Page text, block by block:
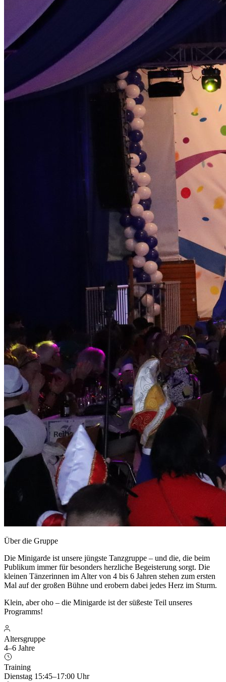
Über die Gruppe
Die Minigarde ist unsere jüngste Tanzgruppe – und die, die beim
Publikum immer für besonders herzliche Begeisterung sorgt. Die
kleinen Tänzerinnen im Alter von 4 bis 6 Jahren stehen zum ersten
Mal auf der großen Bühne und erobern dabei jedes Herz im Sturm.
Klein, aber oho – die Minigarde ist der süßeste Teil unseres
Programms!
Altersgruppe
4–6 Jahre
Training
Dienstag 15:45–17:00 Uhr